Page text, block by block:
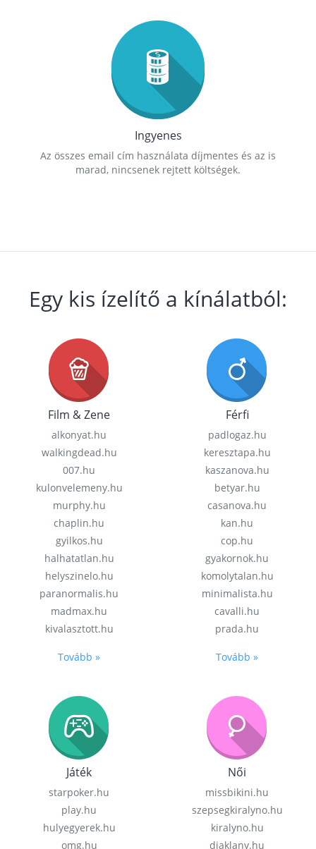
Ingyenes
Az összes email cím használata díjmentes és az is
marad, nincsenek rejtett költségek.
Egy kis ízelítő a kínálatból:
Film & Zene
alkonyat.hu
walkingdead.hu
007.hu
kulonvelemeny.hu
murphy.hu
chaplin.hu
gyilkos.hu
halhatatlan.hu
helyszinelo.hu
paranormalis.hu
madmax.hu
kivalasztott.hu
Tovább »
Férfi
padlogaz.hu
keresztapa.hu
kaszanova.hu
betyar.hu
casanova.hu
kan.hu
cop.hu
gyakornok.hu
komolytalan.hu
minimalista.hu
cavalli.hu
prada.hu
Tovább »
Játék
starpoker.hu
play.hu
hulyegyerek.hu
omg.hu
Női
missbikini.hu
szepsegkiralyno.hu
kiralyno.hu
diaklany.hu